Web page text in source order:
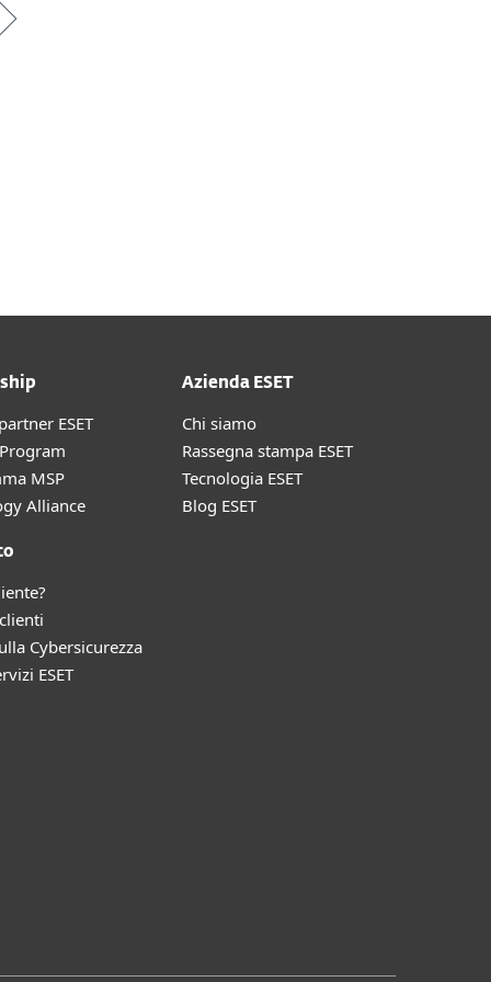
ESET
MSP
Alliance
Cybersicurezza
ESET
Azienda ESET
Chi siamo
Rassegna stampa ESET
Tecnologia ESET
Blog ESET